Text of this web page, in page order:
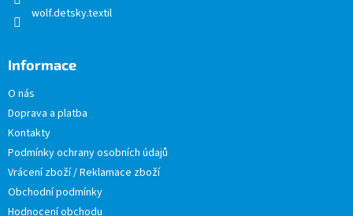
wolf.detsky.textil
Informace
O nás
Doprava a platba
Kontakty
Podmínky ochrany osobních údajů
Vrácení zboží / Reklamace zboží
Obchodní podmínky
Hodnocení obchodu